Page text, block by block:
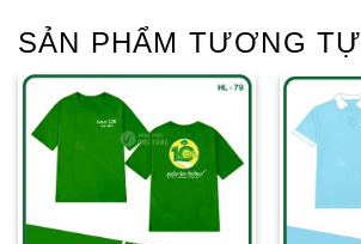
SẢN PHẨM TƯƠNG TỰ